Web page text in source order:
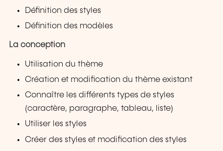
Définition des styles
Définition des modèles
La conception
Utilisation du thème
Création et modification du thème existant
Connaître les différents types de styles
(caractère, paragraphe, tableau, liste)
Utiliser les styles
Créer des styles et modification des styles